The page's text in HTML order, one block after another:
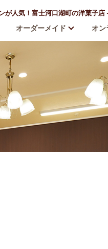
が人気！富士河口湖町の洋菓子
オーダーメイド オン